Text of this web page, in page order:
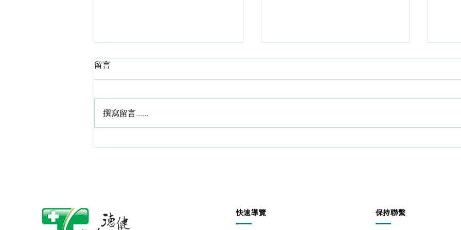
從中醫角度談太極拳的防跌
俗語有謂：“人老腳先衰”。 這句話
指年齡上的老化！年齡尚輕而卻已
“老態”畢現、寒背彎腰者，大有人
虛時機體表現為：面白顴赤，唇若
要補
時間
為
留言
撰寫留言......
快速導覽 保持聯繫